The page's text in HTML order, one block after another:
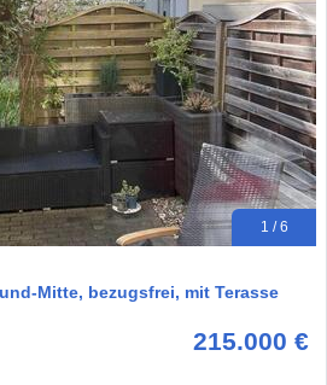
1 / 6
Mitte, bezugsfrei, mit Terasse
215.000 €